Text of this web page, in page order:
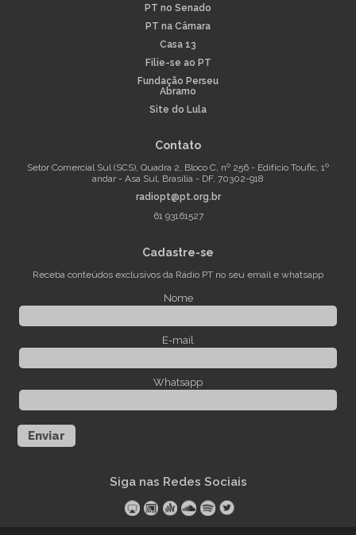
PT no Senado
PT na Câmara
Casa 13
Filie-se ao PT
Fundação Perseu
Abramo
Site do Lula
Contato
Setor Comercial Sul (SCS), Quadra 2, Bloco C, nº 256 - Edifício Toufic, 1º
andar - Asa Sul, Brasília - DF, 70302-918
radiopt@pt.org.br
61 93161527
Cadastre-se
Receba conteúdos exclusivos da Rádio PT no seu email e whatsapp
Nome
E-mail
Whatsapp
Enviar
Siga nas Redes Sociais